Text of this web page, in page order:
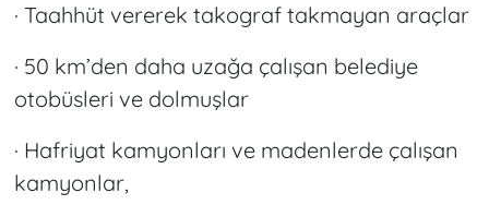
· Taahhüt vererek takograf takmayan araçlar
· 50 km’den daha uzağa çalışan belediye
otobüsleri ve dolmuşlar
· Hafriyat kamyonları ve madenlerde çalışan
kamyonlar,